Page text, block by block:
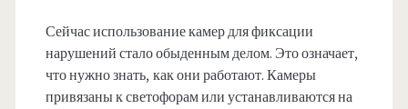
Сейчас использование камер для фиксации
нарушений стало обыденным делом. Это означает,
что нужно знать, как они работают. Камеры
привязаны к светофорам или устанавливаются на